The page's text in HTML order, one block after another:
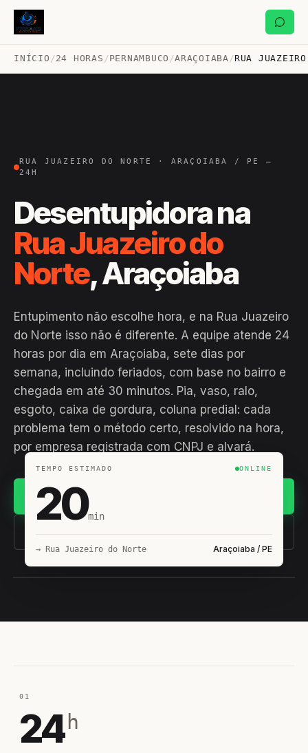
INÍCIO /24 HORAS /PERNAMBUCO /ARAÇOIABA /RUA
RUA JUAZEIRO DO NORTE · ARAÇOIABA / PE —
24H
Desentupidora na
Rua Juazeiro do
Norte, Araçoiaba
Entupimento não escolhe hora, e na Rua Juazeiro
do Norte isso não é diferente. A equipe atende 24
horas por dia em Araçoiaba, sete dias por
semana, incluindo feriados, com base no bairro e
chegada em até 30 minutos. Pia, vaso, ralo,
esgoto, caixa de gordura, coluna predial: cada
problema tem o método certo, resolvido na hora,
por empresa registrada com CNPJ e alvará.
(11) 93407-8838
TEMPO ESTIMADO ONLINE
20min
→ Rua Juazeiro do Norte Araçoiaba / PE
01
24 h